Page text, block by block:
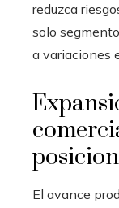
reduzca
solo
a variaciones
El avance